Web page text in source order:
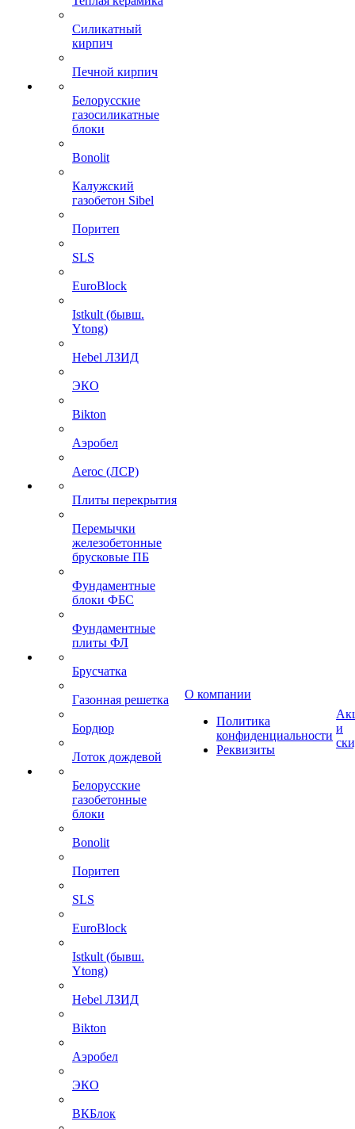
Силикатный
кирпич
Печной кирпич
Белорусские
газосиликатные
блоки
Bonolit
Калужский
газобетон Sibel
Поритеп
SLS
EuroBlock
Istkult (бывш.
Ytong)
Hebel ЛЗИД
ЭКО
Bikton
Аэробел
Aeroc (ЛСР)
Плиты перекрытия
Перемычки
железобетонные
брусковые ПБ
Фундаментные
блоки ФБС
Фундаментные
плиты ФЛ
Брусчатка
Газонная решетка
Бордюр
Лоток дождевой
Белорусские
газобетонные
блоки
Bonolit
Поритеп
SLS
EuroBlock
Istkult (бывш.
Ytong)
Hebel ЛЗИД
Bikton
Аэробел
ЭКО
ВКБлок
О компании
Политика
конфиденциальности
Реквизиты
и